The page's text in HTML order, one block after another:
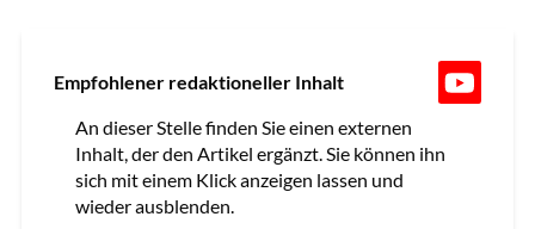
Empfohlener redaktioneller Inhalt
An dieser Stelle finden Sie einen externen
Inhalt, der den Artikel ergänzt. Sie können ihn
sich mit einem Klick anzeigen lassen und
wieder ausblenden.